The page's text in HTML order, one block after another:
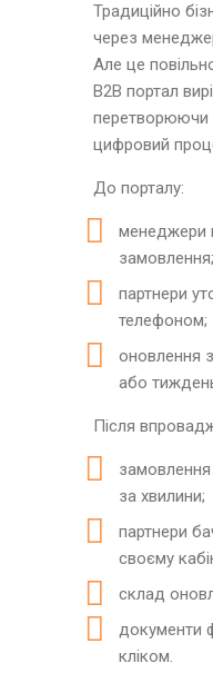
Традиційно
через
Але це
B2B портал
перетворюючи
цифровий
До порталу:
менеджери
замовлення;
партнери
телефоном;
оновлення
або
Після
за хвилини;
партнери
своєму
склад
документи
кліком.